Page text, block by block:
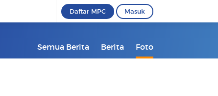
Daftar MPC Masuk
Semua Berita Berita Foto